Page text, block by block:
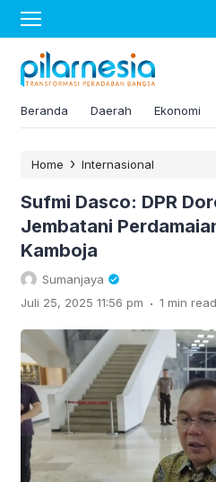
Beranda Daerah Ekonomi
Home › Internasional
Sufmi Dasco: DPR
Jembatani
Kamboja
Sumanjaya
Juli 25, 2025 11:56 pm . 1 min read